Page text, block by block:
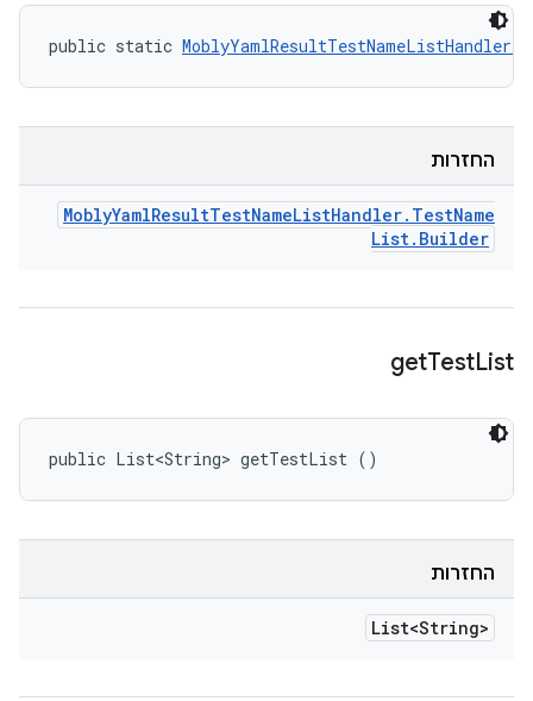
public static
החזרות
MoblyYamlResultTestNameListHandler. TestName
List. Builder
getTestList
public List<String> getTestList ()
החזרות
List<String>